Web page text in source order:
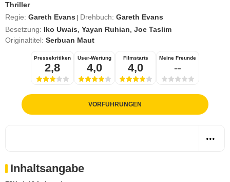
Thriller
Regie: Gareth Evans Drehbuch: Gareth Evans
Besetzung: Iko Uwais Yayan Ruhian Joe Taslim
Originaltitel: Serbuan Maut
Pressekritiken
2,8
User-Wertung
4,0
Filmstarts
4,0
Meine Freunde
--
VORFÜHRUNGEN
Inhaltsangabe